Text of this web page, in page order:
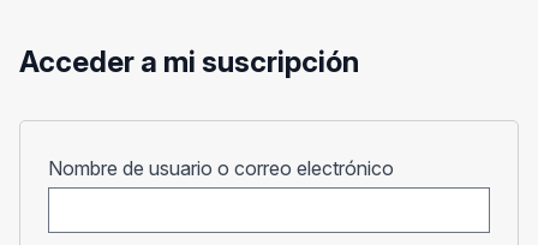
Acceder a mi suscripción
Nombre de usuario o correo electrónico